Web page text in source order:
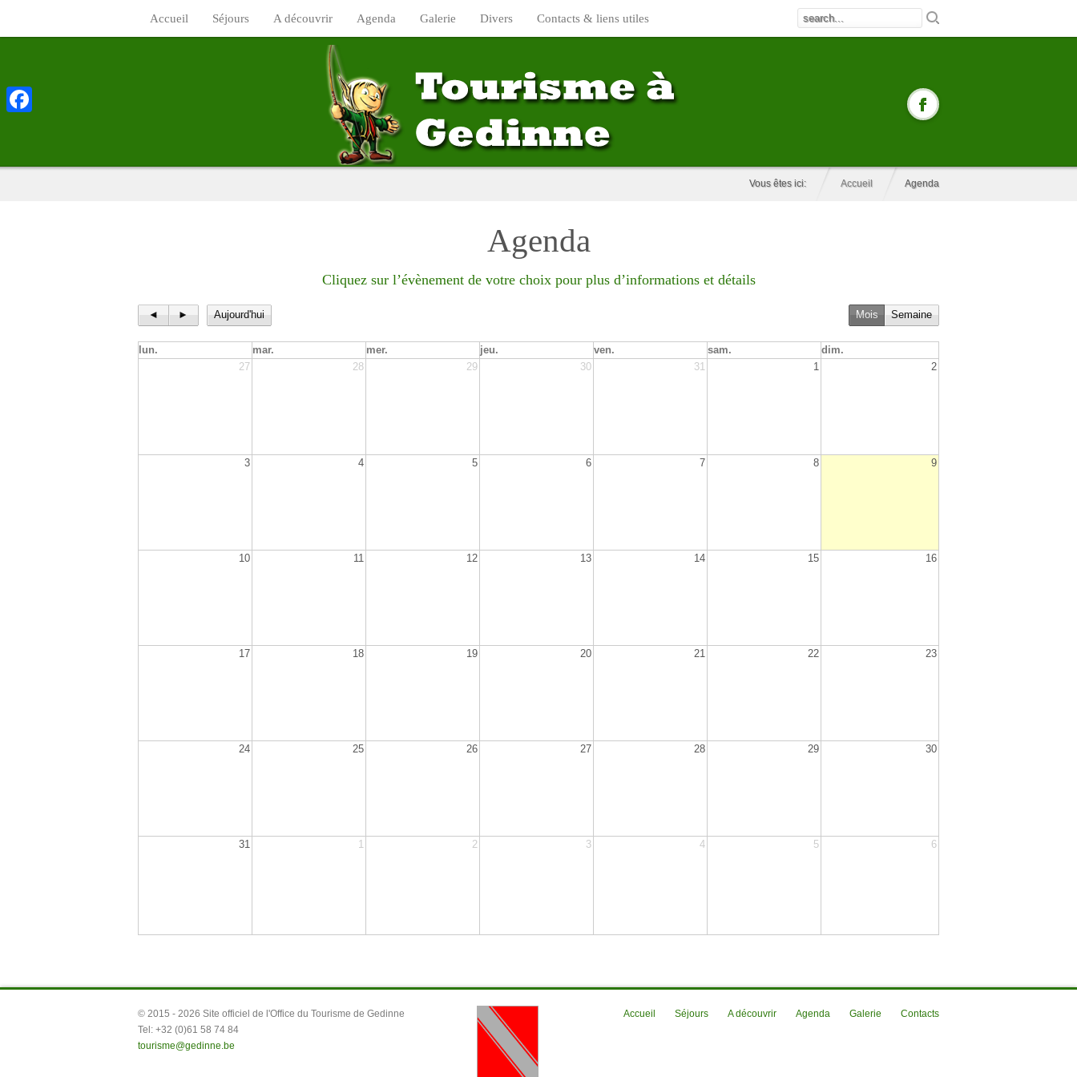
Accueil Séjours A découvrir Agenda Galerie Divers Contacts & liens utiles
Vous êtes ici: Accueil Agenda
Agenda
Cliquez sur l’évènement de votre choix pour plus d’informations et détails
◄ ► Aujourd'hui Mois Semaine
lun. mar. mer. jeu. ven. sam.
dim.
27
28 29 30 31 1 2
3 4 5 6 7 8 9
10 11 12 13 14 15 16
17 18 19 20 21 22 23
24 25 26 27 28 29 30
31 1 2 3 4 5 6
© 2015 - 2026 Site officiel de l'Office du Tourisme de Gedinne
Tel: +32 (0)61 58 74 84
tourisme@gedinne.be
Accueil Séjours A découvrir Agenda Galerie Contacts